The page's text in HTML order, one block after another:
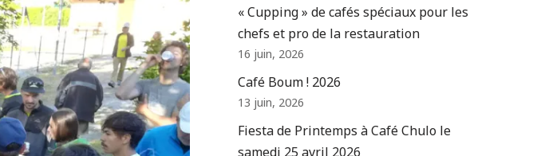
« Cupping » de cafés spéciaux pour les
chefs et pro de la restauration
16 juin, 2026
Café Boum ! 2026
13 juin, 2026
Fiesta de Printemps à Café Chulo le
samedi 25 avril 2026